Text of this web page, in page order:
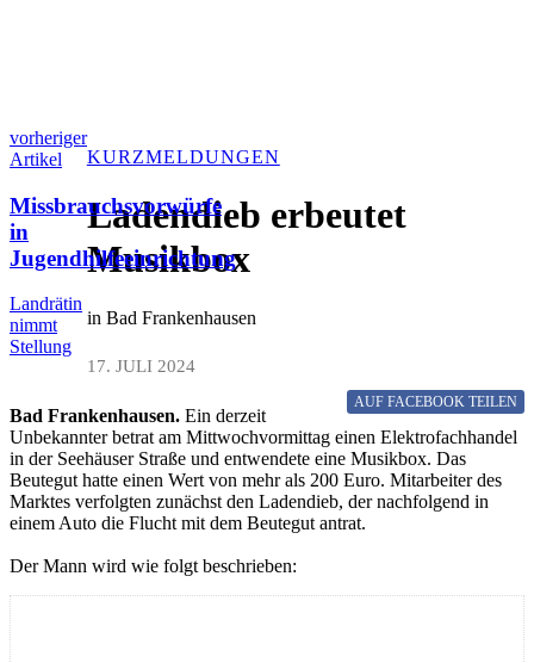
vorheriger
Artikel
Missbrauchsvorwürfe
in
Jugendhilfeeinrichtung
Landrätin
nimmt
Stellung
KURZMELDUNGEN
Ladendieb erbeutet
Musikbox
in Bad Frankenhausen
17. JULI 2024
AUF FACEBOOK TEILEN
Bad Frankenhausen. Ein derzeit
Unbekannter betrat am Mittwochvormittag einen Elektrofachhandel
in der Seehäuser Straße und entwendete eine Musikbox. Das
Beutegut hatte einen Wert von mehr als 200 Euro. Mitarbeiter des
Marktes verfolgten zunächst den Ladendieb, der nachfolgend in
einem Auto die Flucht mit dem Beutegut antrat.
Der Mann wird wie folgt beschrieben: